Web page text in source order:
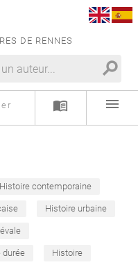
DE RENNES
search
menu_book menu
Histoire contemporaine
Histoire urbaine
durée Histoire